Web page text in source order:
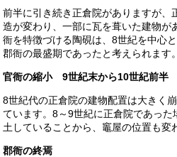
前半に引き続き正倉院がありますが、
造が変わり、一部に瓦を葺いた建物が
衙を特徴づける陶硯は、8世紀を中心
郡衙の最盛期であったと考えられます。
官衙の縮小 9世紀末から10世紀前半
8世紀代の正倉院の建物配置は大きく
ています。8～9世紀に正倉院であっ
土していることから、竈屋の位置も変
郡衙の終焉